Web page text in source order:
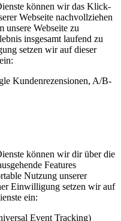
können wir das Klick-
Webseite nachvollziehen
unsere Webseite zu
insgesamt laufend zu
setzen wir auf dieser
Kundenrezensionen, A/B-
können wir dir über die
Features
Nutzung unserer
Einwilligung setzen wir auf
ein:
Event Tracking)